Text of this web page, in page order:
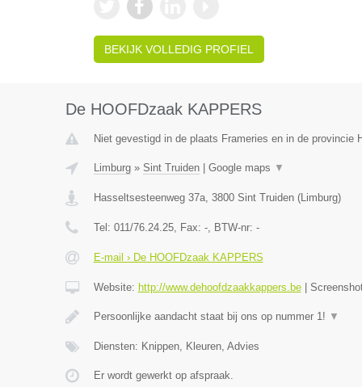
BEKIJK VOLLEDIG PROFIEL
De HOOFDzaak KAPPERS
Niet gevestigd in de plaats Frameries en in de provincie
Limburg» Sint Truiden| Google maps ▼
Hasseltsesteenweg 37a, 3800 Sint Truiden(Limburg)
Tel: 011/76.24.25, Fax: -, BTW-nr: -
E-mail › De HOOFDzaak KAPPERS
Website: http://www.dehoofdzaakkappers.be|
Persoonlijke aandacht staat bij ons op nummer 1! ▼
Diensten: Knippen, Kleuren, Advies
Er wordt gewerkt op afspraak.